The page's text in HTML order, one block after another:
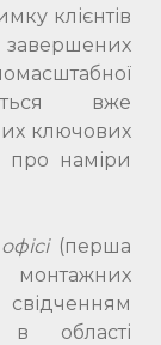
клієнтів
вже
ключових
про наміри
(перша
монтажних
в області